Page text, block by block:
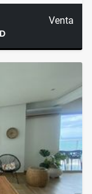
Venta